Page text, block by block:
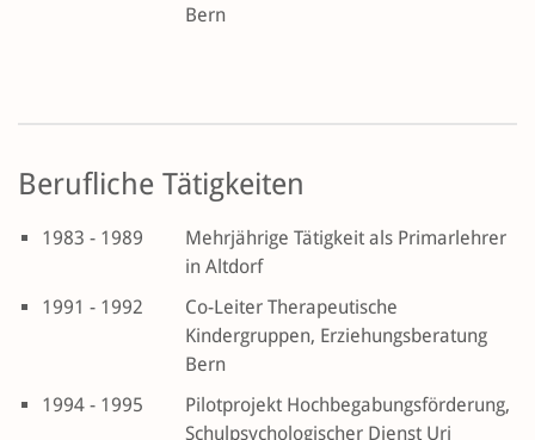
Bern
Berufliche Tätigkeiten
1983 - 1989
Mehrjährige Tätigkeit als Primarlehrer
in Altdorf
1991 - 1992
Co-Leiter Therapeutische
Kindergruppen, Erziehungsberatung
Bern
1994 - 1995
Pilotprojekt Hochbegabungsförderung,
Schulpsychologischer Dienst Uri